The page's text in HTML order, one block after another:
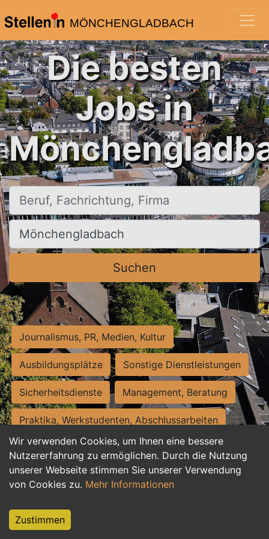
MÖNCHENGLADBACH
Wir verwenden Cookies, um Ihnen eine bessere
Nutzererfahrung zu ermöglichen. Durch die Nutzung
unserer Webseite stimmen Sie unserer Verwendung
von Cookies zu. Mehr Informationen
Zustimmen
Die besten
Jobs in
Beruf, Fachrichtung, Firma
Ort, Stadt
Suchen
Journalismus, PR, Medien, Kultur
Ausbildungsplätze Sonstige Dienstleistungen
Sicherheitsdienste Management, Beratung
Praktika, Werkstudenten, Abschlussarbeiten
Personalwesen Assistenz, Sekretariat
Hilfskräfte, Aushilfs- und Nebenjobs
Weiterbildung, Studium, duale Ausbildung